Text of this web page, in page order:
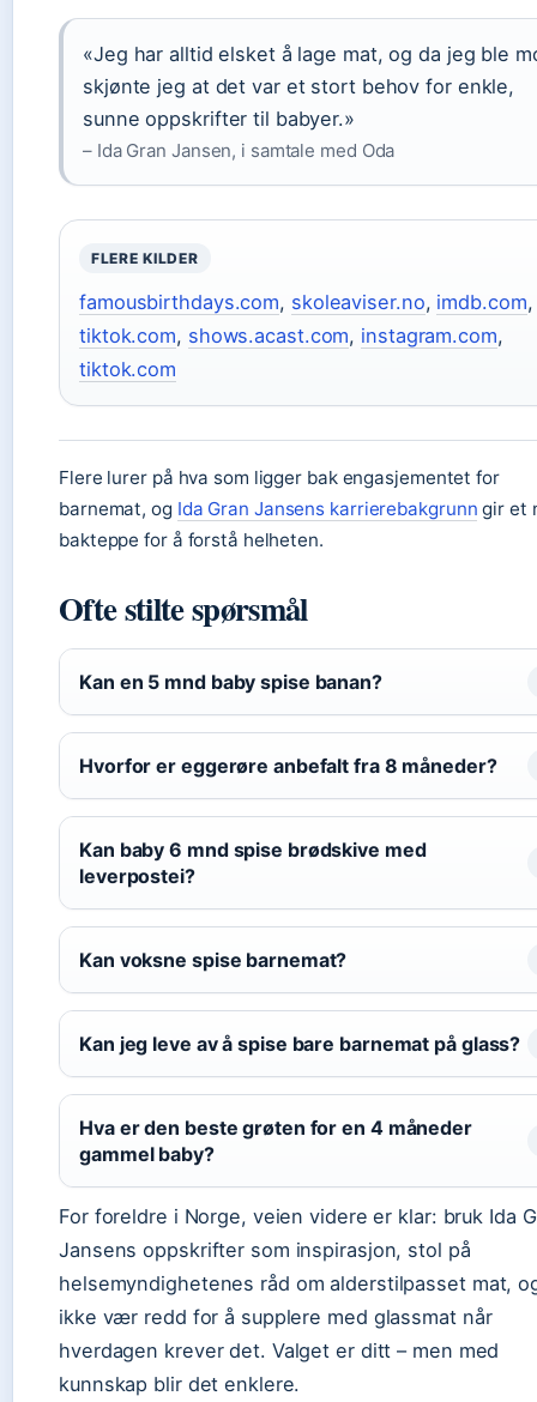
«Jeg har alltid elsket å lage mat, og da jeg ble
skjønte jeg at det var et stort behov for enkle,
sunne oppskrifter til babyer.»
– Ida Gran Jansen, i samtale med Oda
FLERE KILDER
famousbirthdays.com, skoleaviser.no, imdb.com,
tiktok.com, shows.acast.com, instagram.com,
tiktok.com
Flere lurer på hva som ligger bak engasjementet for
barnemat, og Ida Gran Jansens karrierebakgrunn gir et
bakteppe for å forstå helheten.
Ofte stilte spørsmål
Kan en 5 mnd baby spise banan?
Hvorfor er eggerøre anbefalt fra 8 måneder?
Kan baby 6 mnd spise brødskive med
leverpostei?
Kan voksne spise barnemat?
Kan jeg leve av å spise bare barnemat på glass?
Hva er den beste grøten for en 4 måneder
gammel baby?
For foreldre i Norge, veien videre er klar: bruk Ida
Jansens oppskrifter som inspirasjon, stol på
helsemyndighetenes råd om alderstilpasset mat,
ikke vær redd for å supplere med glassmat når
hverdagen krever det. Valget er ditt – men med
kunnskap blir det enklere.